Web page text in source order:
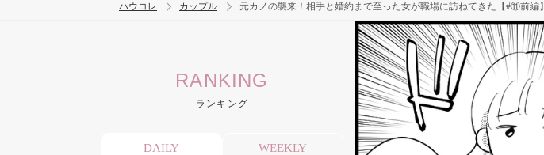
トレンド ワード
長続き
ハウコレ カップル 元カノの襲来！相手と婚約まで至った女が職場に訪ねてきた【#⑪前編】
RANKING
ランキング
DAILY WEEKLY